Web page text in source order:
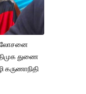
துணை